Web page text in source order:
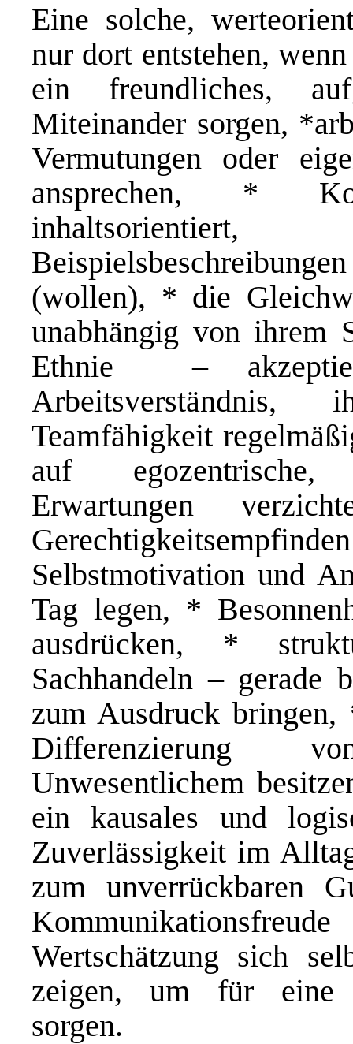
Eine solche,
nur dort entstehen,
ein freundliches,
Miteinander sorgen,
Vermutungen oder
ansprechen, *
(wollen), * die
unabhängig von ihrem
Ethnie –
Teamfähigkeit
auf egozentrische,
Erwartungen
Selbstmotivation und
Tag legen, *
ausdrücken, *
Sachhandeln – gerade
zum Ausdruck bringen,
Differenzierung
Unwesentlichem
ein kausales und
Zuverlässigkeit im
zum unverrückbaren
Wertschätzung sich
zeigen, um für eine
sorgen.